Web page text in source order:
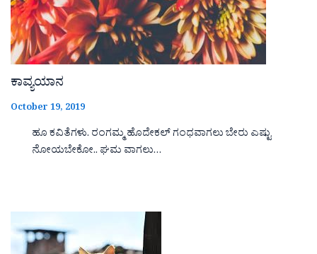
ಕಾವ್ಯಯಾನ
October 19, 2019
ಹೂ ಕವಿತೆಗಳು. ರಂಗಮ್ಮ ಹೊದೇಕಲ್ ಗಂಧವಾಗಲು ಬೇರು ಎಷ್ಟು
ನೋಯಬೇಕೋ.. ಘಮ ವಾಗಲು…